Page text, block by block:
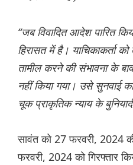
“जब विवादित आदेश पारित
हिरासत में है। याचिकाकर्ता
तामील करने की संभावना के
नहीं किया गया। उसे सुनवाई
चूक प्राकृतिक न्याय के
सावंत को 27 फरवरी, 2024
फरवरी, 2024 को गिरफ्तार